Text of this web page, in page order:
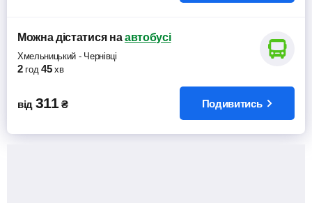
Можна дістатисяна автобусі
Хмельницький - Чернівці
2 год 45 хв
від 311 ₴ Подивитись